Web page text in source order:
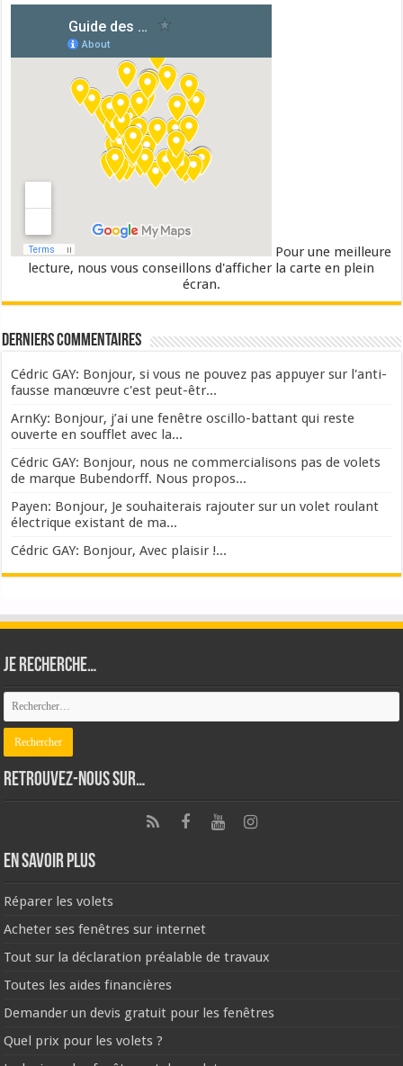
Pour une meilleure
lecture, nous vous conseillons d'afficher la carte en plein
écran.
Derniers commentaires
Cédric GAY: Bonjour, si vous ne pouvez pas appuyer sur l'anti-
fausse manœuvre c'est peut-êtr...
ArnKy: Bonjour, j’ai une fenêtre oscillo-battant qui reste
ouverte en soufflet avec la...
Cédric GAY: Bonjour, nous ne commercialisons pas de volets
de marque Bubendorff. Nous propos...
Payen: Bonjour, Je souhaiterais rajouter sur un volet roulant
électrique existant de ma...
Cédric GAY: Bonjour, Avec plaisir !...
Je recherche…
Retrouvez-nous sur…
En savoir plus
Réparer les volets
Acheter ses fenêtres sur internet
Tout sur la déclaration préalable de travaux
Toutes les aides financières
Demander un devis gratuit pour les fenêtres
Quel prix pour les volets ?